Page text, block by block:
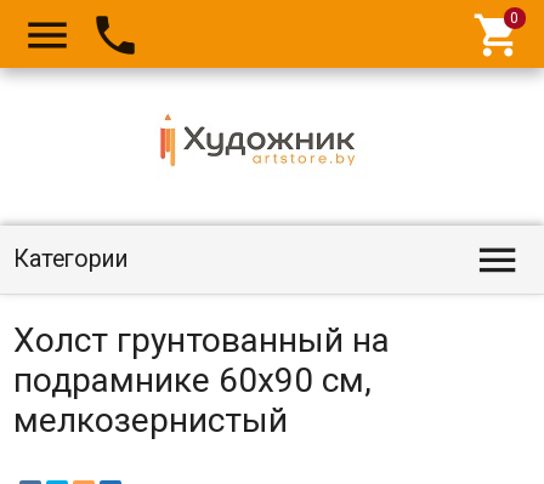
  
Категории 
Холст грунтованный на
подрамнике 60х90 см,
мелкозернистый